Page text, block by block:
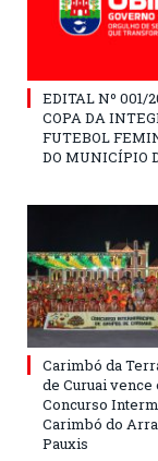
EDITAL Nº 001/
COPA DA
FUTEBOL
DO MUNICÍPIO
Carimbó da
de Curuai vence
Concurso
Carimbó do
Pauxis